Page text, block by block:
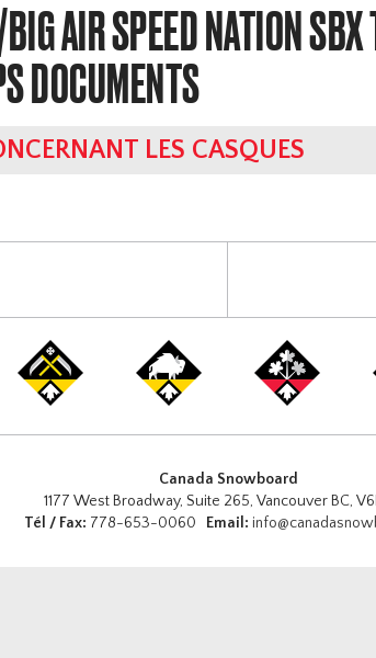
AIR SPEED NATION
DOCUMENTS
LES CASQUES
Canada Snowboard
1177 West Broadway, Suite 265, Vancouver BC,
Tél / Fax: 778-653-0060 Email: